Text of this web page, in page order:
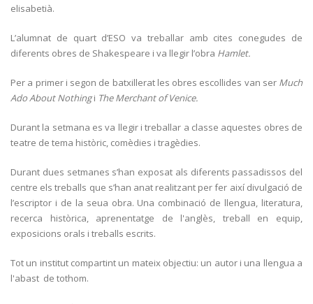
elisabetià.
L’alumnat de quart d’ESO va treballar amb cites conegudes de
diferents obres de Shakespeare i va llegir l’obra Hamlet.
Per a primer i segon de batxillerat les obres escollides van ser Much
Ado About Nothingi The Merchant of Venice.
Durant la setmana es va llegir i treballar a classe aquestes obres de
teatre de tema històric, comèdies i tragèdies.
Durant dues setmanes s’han exposat als diferents passadissos del
centre els treballs que s’han anat realitzant per fer així divulgació de
l’escriptor i de la seua obra. Una combinació de llengua, literatura,
recerca històrica, aprenentatge de l'anglès, treball en equip,
exposicions orals i treballs escrits.
Tot un institut compartint un mateix objectiu: un autor i una llengua a
l'abast de tothom.